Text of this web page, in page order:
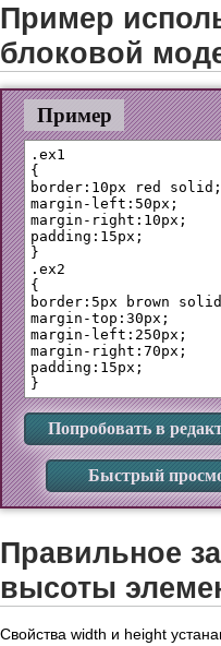
Пример
блоковой
Пример
.ex1
{
border:10px red solid;
margin-left:50px;
margin-right:10px;
padding:15px;
}
.ex2
{
border:5px brown
margin-top:30px;
margin-left:250px;
margin-right:70px;
padding:15px;
Попробовать в
Быстрый
Правильное
высоты
Свойства width и height